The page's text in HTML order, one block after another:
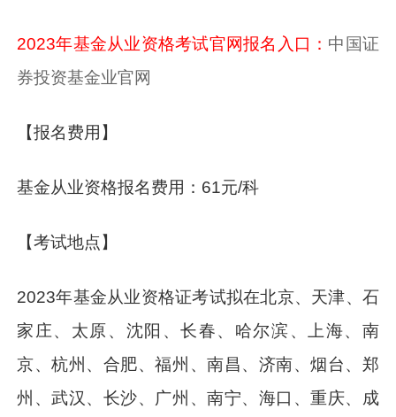
2023年基金从业资格考试官网报名入口： 中国证
券投资基金业官网
【报名费用】
基金从业资格报名费用：61元/科
【考试地点】
2023年基金从业资格证考试拟在北京、天津、石
家庄、太原、沈阳、长春、哈尔滨、上海、南
京、杭州、合肥、福州、南昌、济南、烟台、郑
州、武汉、长沙、广州、南宁、海口、重庆、成